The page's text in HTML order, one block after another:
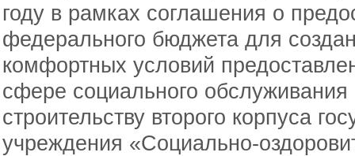
году в рамках соглашения о
федерального бюджета для
комфортных условий
сфере социального
строительству второго корпуса
учреждения «Социально-